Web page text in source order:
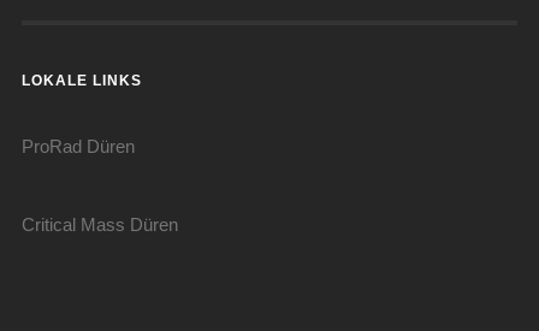
LOKALE LINKS
ProRad Düren
Critical Mass Düren